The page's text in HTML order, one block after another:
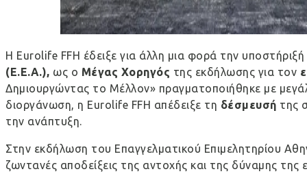
Η Eurolife FFH έδειξε για άλλη μια φορά την
(Ε.Ε.Α.), ως ο Μέγας Χορηγός της εκδήλωσης για τον
Δημιουργώντας το Μέλλον» πραγματοποιήθηκε με
διοργάνωση, η Eurolife FFH απέδειξε τη δέσμευσή της
την ανάπτυξη.
Στην εκδήλωση του Επαγγελματικού Επιμελητηρίου
ζωντανές αποδείξεις της αντοχής και της δύναμης της